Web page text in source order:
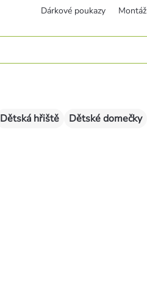
Dárkové poukazy Montáž
Dětská hřiště Dětské domečky